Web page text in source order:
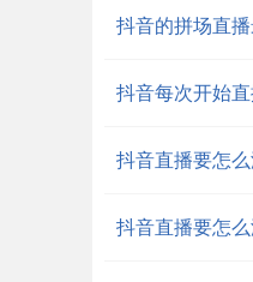
抖音的拼场直
抖音每次开始
抖音直播要怎
抖音直播要怎